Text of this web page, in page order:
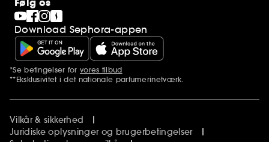
Download Sephora-appen
Yderligere bemærkninger
*Se betingelser for vores tilbud
**Eksklusivitet i det nationale parfumerinetværk.
Vilkår & sikkerhed
Juridiske oplysninger og brugerbetingelser